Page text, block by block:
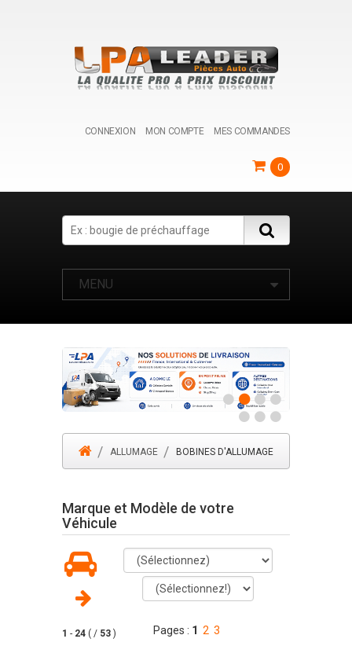
CONNEXION MON COMPTE MES COMMANDES
0
Search
MENU
ALLUMAGE BOBINES D'ALLUMAGE
Marque et Modèle de votre
Véhicule
1 - 24 ( / 53 ) Pages : 1 2 3